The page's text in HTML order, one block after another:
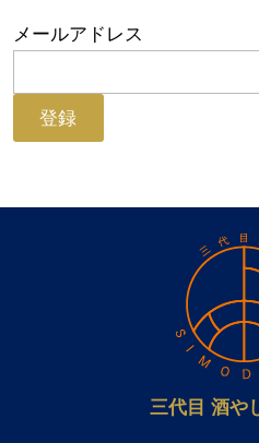
メールアドレス
三代目 酒や